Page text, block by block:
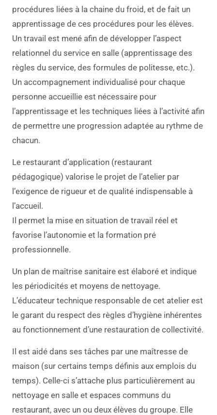
procédures liées à la chaine du froid, et de fait un
apprentissage de ces procédures pour les élèves.
Un travail est mené afin de développer l’aspect
relationnel du service en salle (apprentissage des
règles du service, des formules de politesse, etc.).
Un accompagnement individualisé pour chaque
personne accueillie est nécessaire pour
l’apprentissage et les techniques liées à l’activité afin
de permettre une progression adaptée au rythme de
chacun.
Le restaurant d’application (restaurant
pédagogique) valorise le projet de l’atelier par
l’exigence de rigueur et de qualité indispensable à
l’accueil.
Il permet la mise en situation de travail réel et
favorise l’autonomie et la formation pré
professionnelle.
Un plan de maîtrise sanitaire est élaboré et indique
les périodicités et moyens de nettoyage.
L’éducateur technique responsable de cet atelier est
le garant du respect des règles d’hygiène inhérentes
au fonctionnement d’une restauration de collectivité.
Il est aidé dans ses tâches par une maîtresse de
maison (sur certains temps définis aux emplois du
temps). Celle-ci s’attache plus particulièrement au
nettoyage en salle et espaces communs du
restaurant, avec un ou deux élèves du groupe. Elle